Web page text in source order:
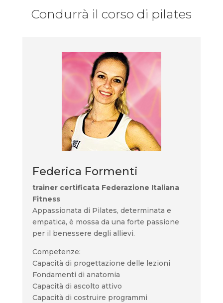
Condurrà il corso di pilates
Federica Formenti
trainer certificata Federazione Italiana
Fitness
Appassionata di Pilates, determinata e
empatica, è mossa da una forte passione
per il benessere degli allievi.
Competenze:
Capacità di progettazione delle lezioni
Fondamenti di anatomia
Capacità di ascolto attivo
Capacità di costruire programmi